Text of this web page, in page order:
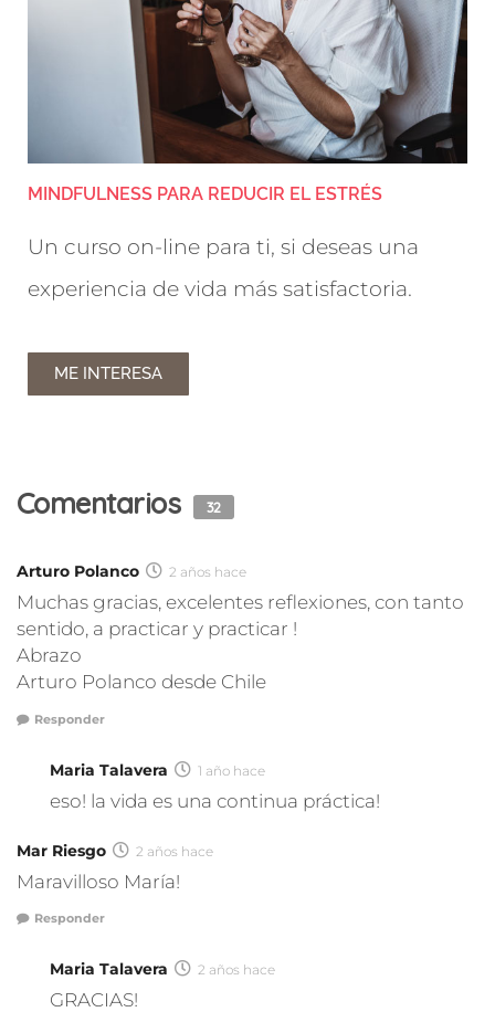
MINDFULNESS PARA REDUCIR EL ESTRÉS
Un curso on-line para ti, si deseas una
experiencia de vida más satisfactoria.
ME INTERESA
Comentarios 32
Arturo Polanco 2 años hace
Muchas gracias, excelentes reflexiones, con tanto
sentido, a practicar y practicar !
Abrazo
Arturo Polanco desde Chile
Responder
Maria Talavera 1 año hace
eso! la vida es una continua práctica!
Mar Riesgo 2 años hace
Maravilloso María!
Responder
Maria Talavera 2 años hace
GRACIAS!